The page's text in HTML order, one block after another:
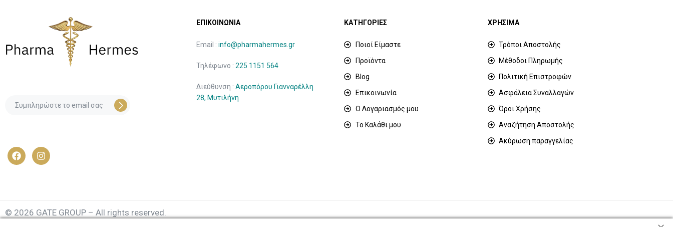
ΕΠΙΚΟΙΝΩΝΙΑ
Email : info@pharmahermes.gr
Τηλέφωνο : 225 1151 564
Διεύθυνση : Αεροπόρου Γιανναρέλλη
28, Μυτιλήνη
ΚΑΤΗΓΟΡΙΕΣ
Ποιοί Είμαστε
Προϊόντα
Blog
Επικοινωνία
Ο Λογαριασμός μου
Το Καλάθι μου
ΧΡΗΣΙΜΑ
Τρόποι Αποστολής
Μέθοδοι Πληρωμής
Πολιτική Επιστροφών
Ασφάλεια Συναλλαγών
Όροι Χρήσης
Αναζήτηση Αποστολής
Ακύρωση παραγγελίας
© 2026 GATE GROUP – All rights reserved.